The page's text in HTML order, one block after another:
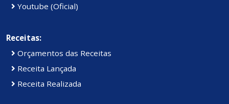
Youtube (Oficial)
Receitas:
Orçamentos das Receitas
Receita Lançada
Receita Realizada